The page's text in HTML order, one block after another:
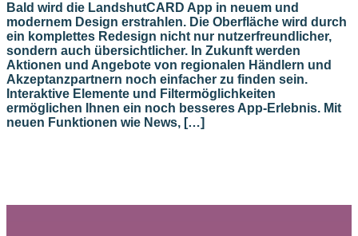
Bald wird die LandshutCARD App in neuem und
modernem Design erstrahlen. Die Oberfläche wird durch
ein komplettes Redesign nicht nur nutzerfreundlicher,
sondern auch übersichtlicher. In Zukunft werden
Aktionen und Angebote von regionalen Händlern und
Akzeptanzpartnern noch einfacher zu finden sein.
Interaktive Elemente und Filtermöglichkeiten
ermöglichen Ihnen ein noch besseres App-Erlebnis. Mit
neuen Funktionen wie News, […]